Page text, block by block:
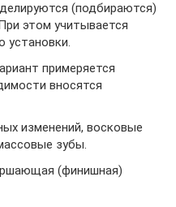
(подбираются)
этом учитывается
установки.
примеряется
вносятся
изменений, восковые
зубы.
(финишная)